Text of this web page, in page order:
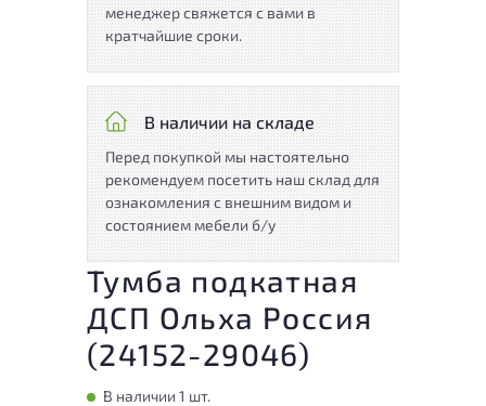
менеджер свяжется с вами в
кратчайшие сроки.
В наличии на складе
Перед покупкой мы настоятельно
рекомендуем посетить наш склад для
ознакомления с внешним видом и
состоянием мебели б/у
Тумба подкатная
ДСП Ольха Россия
(24152-29046)
В наличии 1 шт.